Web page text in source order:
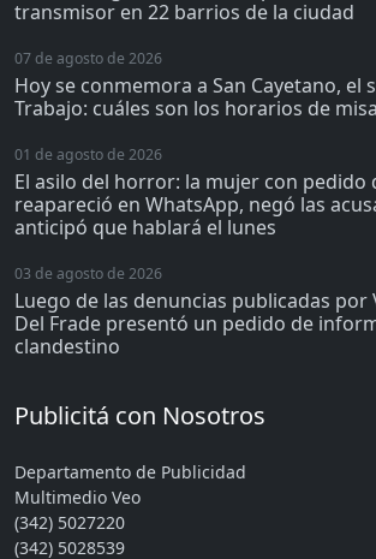
transmisor en 22 barrios de la ciudad
07 de agosto de 2026
Hoy se conmemora a San Cayetano, el
Trabajo: cuáles son los horarios de misa
01 de agosto de 2026
El asilo del horror: la mujer con pedido
reapareció en WhatsApp, negó las
anticipó que hablará el lunes
03 de agosto de 2026
Luego de las denuncias publicadas por
Del Frade presentó un pedido de
clandestino
Publicitá con Nosotros
Departamento de Publicidad
Multimedio Veo
(342) 5027220
(342) 5028539